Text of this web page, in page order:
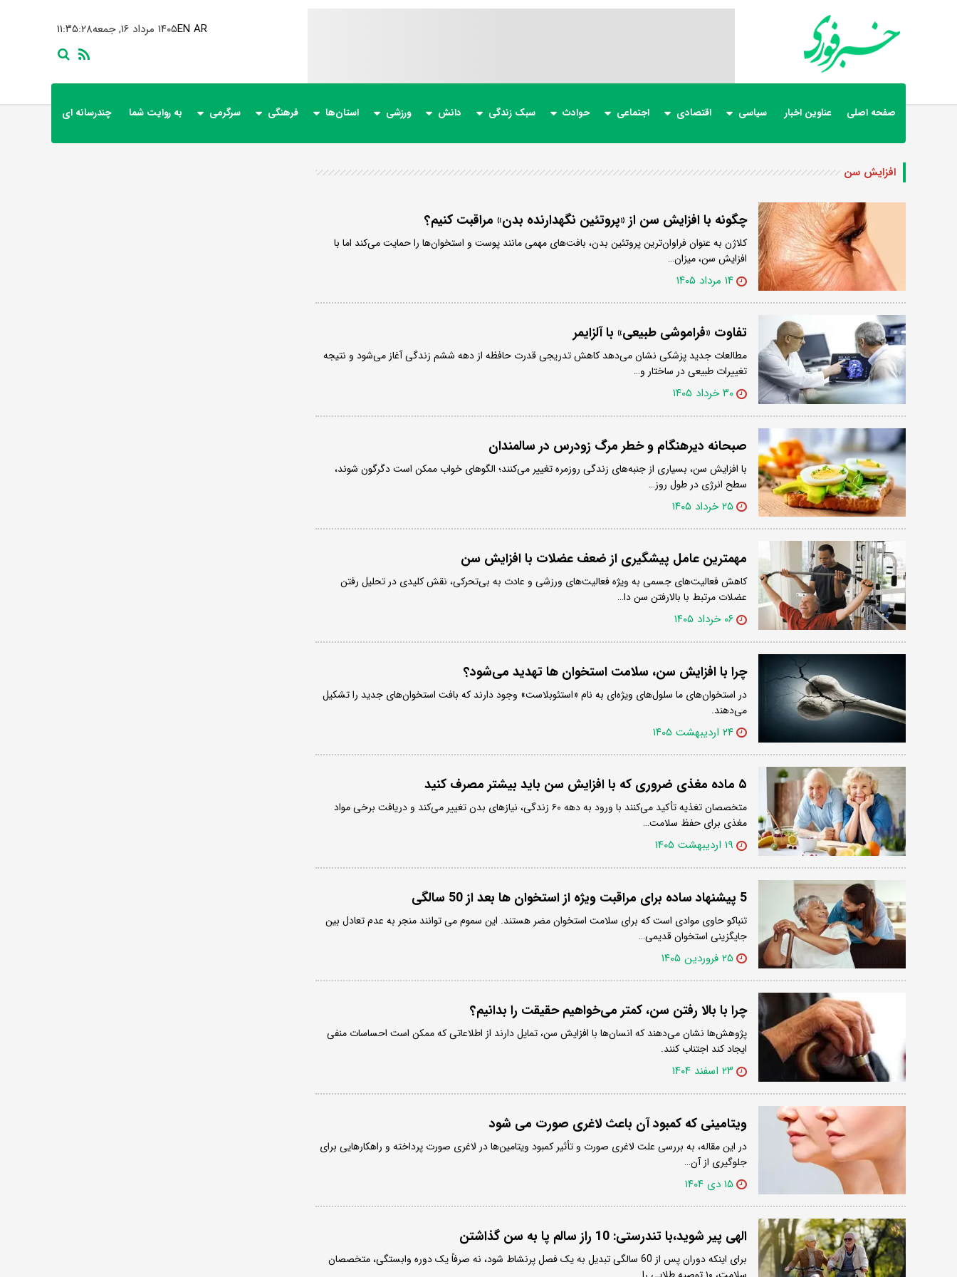
۱۱:۳۵:۲۹ ۱۴۰۵ مرداد ۱۶, جمعهEN AR
صفحه اصلی عناوین اخبار سیاسی اقتصادی اجتماعی حوادث سبک زندگی دانش ورزشی استان‌ها فرهنگی سرگرمی به روایت شما چندرسانه ای
افزایش سن
چگونه با افزایش سن از «پروتئین نگهدارنده بدن» مراقبت کنیم؟
کلاژن به عنوان فراوان‌ترین پروتئین بدن، بافت‌های مهمی مانند پوست و استخوان‌ها را حمایت می‌کند اما با
افزایش سن، میزان…
۱۴ مرداد ۱۴۰۵
تفاوت «فراموشی طبیعی» با آلزایمر
مطالعات جدید پزشکی نشان می‌دهد کاهش تدریجی قدرت حافظه از دهه ششم زندگی آغاز می‌شود و نتیجه
تغییرات طبیعی در ساختار و…
۳۰ خرداد ۱۴۰۵
صبحانه دیرهنگام و خطر مرگ زودرس در سالمندان
با افزایش سن، بسیاری از جنبه‌های زندگی روزمره تغییر می‌کنند؛ الگوهای خواب ممکن است دگرگون شوند،
سطح انرژی در طول روز…
۲۵ خرداد ۱۴۰۵
مهمترین عامل پیشگیری از ضعف عضلات با افزایش سن
کاهش فعالیت‌های جسمی به ویژه فعالیت‌های ورزشی و عادت به بی‌تحرکی، نقش کلیدی در تحلیل رفتن
عضلات مرتبط با بالارفتن سن دا…
۰۶ خرداد ۱۴۰۵
چرا با افزایش سن، سلامت استخوان ها تهدید می‌شود؟
در استخوان‌های ما سلول‌های ویژه‌ای به نام «استئوبلاست» وجود دارند که بافت استخوان‌های جدید را تشکیل
می‌دهند.
۲۴ اردیبهشت ۱۴۰۵
۵ ماده مغذی ضروری که با افزایش سن باید بیشتر مصرف کنید
متخصصان تغذیه تأکید می‌کنند با ورود به دهه ۶۰ زندگی، نیازهای بدن تغییر می‌کند و دریافت برخی مواد
مغذی برای حفظ سلامت…
۱۹ اردیبهشت ۱۴۰۵
5 پیشنهاد ساده برای مراقبت ویژه از استخوان‌ ها بعد از 50 سالگی
تنباکو حاوی موادی است که برای سلامت استخوان مضر هستند. این سموم می توانند منجر به عدم تعادل بین
جایگزینی استخوان قدیمی…
۲۵ فروردین ۱۴۰۵
چرا با بالا رفتن سن، کمتر می‌خواهیم حقیقت را بدانیم؟
پژوهش‌ها نشان می‌دهند که انسان‌ها با افزایش سن، تمایل دارند از اطلاعاتی که ممکن است احساسات منفی
ایجاد کند اجتناب کنند.
۲۳ اسفند ۱۴۰۴
ویتامینی که کمبود آن باعث لاغری صورت می شود
در این مقاله، به بررسی علت لاغری صورت و تأثیر کمبود ویتامین‌ها در لاغری صورت پرداخته و راهکارهایی برای
جلوگیری از آن…
۱۵ دی ۱۴۰۴
الهی پیر شوید،با تندرستی: 10 راز سالم پا به سن گذاشتن
برای اینکه دوران پس از 60 سالگی تبدیل به یک فصل پرنشاط شود، نه صرفاً یک دوره وابستگی، متخصصان